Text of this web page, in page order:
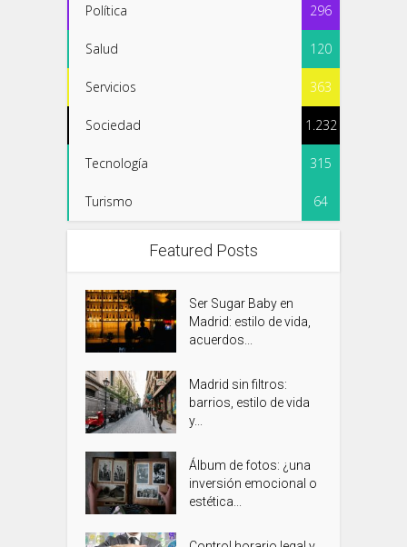
Política 296
Salud 120
Servicios 363
Sociedad 1.232
Tecnología 315
Turismo 64
Featured Posts
Ser Sugar Baby en
Madrid: estilo de vida,
acuerdos...
Madrid sin filtros:
barrios, estilo de vida
y...
Álbum de fotos: ¿una
inversión emocional o
estética...